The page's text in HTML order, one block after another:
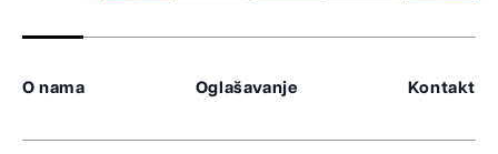
O nama Oglašavanje Kontakt